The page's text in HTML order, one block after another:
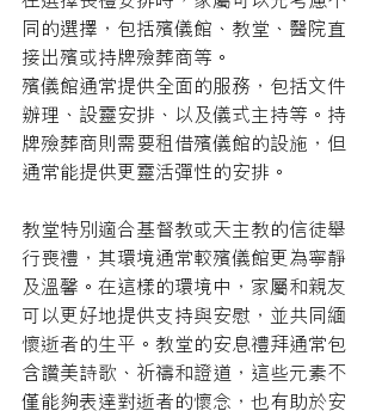
同的選擇，包括殯儀館、教堂、醫院直
接出殯或持牌殮葬商等。
殯儀館通常提供全面的服務，包括文件
辦理、設靈安排、以及儀式主持等。持
牌殮葬商則需要租借殯儀館的設施，但
通常能提供更靈活彈性的安排。
教堂特別適合基督教或天主教的信徒舉
行喪禮，其環境通常較殯儀館更為寧靜
及溫馨。在這樣的環境中，家屬和親友
可以更好地提供支持與安慰，並共同緬
懷逝者的生平。教堂的安息禮拜通常包
含讚美詩歌、祈禱和證道，這些元素不
僅能夠表達對逝者的懷念，也有助於安